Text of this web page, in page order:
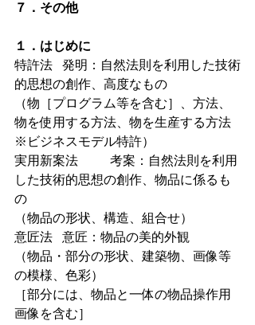
７．その他
１．はじめに
特許法   発明：自然法則を利用した技術
的思想の創作、高度なもの
（物［プログラム等を含む］、方法、
物を使用する方法、物を生産する方法
※ビジネスモデル特許）
実用新案法          考案：自然法則を利用
した技術的思想の創作、物品に係るも
の
（物品の形状、構造、組合せ）
意匠法   意匠：物品の美的外観
（物品・部分の形状、建築物、画像等
の模様、色彩）
［部分には、物品と一体の物品操作用
画像を含む］